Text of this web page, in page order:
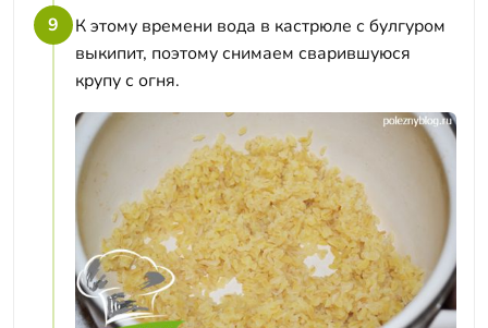
9
К этому времени вода в кастрюле с булгуром
выкипит, поэтому снимаем сварившуюся
крупу с огня.